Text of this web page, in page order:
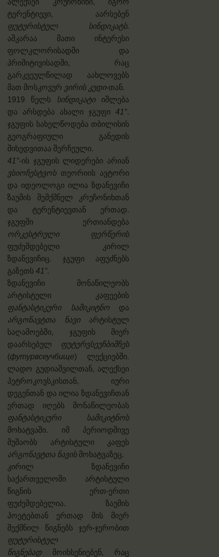
ტერენტიევი, აარსებენ
ფუტურისტულ სინდიკატს.
აშკარაა მათი ინტერესი
ფოლკლორისადმი და
პრიმიტივისადმი, რაც
გარკვეულწილად აახლოვებს
მათ მოსკოვურ ვირის კუდი-თან.
1919 წელს
სინდიკატიიშლება
და არსდება ახალი ჯგუფი41°.
ჯგუფის სახელწოდება თბილისის
გეოგრაფიული განედის
მიხედვითაა შერჩეული.
41°-ის ჯგუფის ლიდერები არიან
ვსიოჩესტვოსთეორიის ავტორი
და იდეოლოგი ილია ზდანევიჩი
ზაუმის შემქმნელ კრუჩონიხთან
და ტერენტიევთან ერთად.
ჯგუფში ერთიანდება
ორკესტრული ფერწერის
ფუძემდებელი კირილ
ზდანევიჩიც. ჯგუფი აფუძნებს
გაზეთს 41°.
ზდანევიჩი მონაწილეობს
არტისტული კაფეების
ფანტასტიკური სამიკიტნოდა
არგონავტთა ნავიარტისტულ
საღამოებში, ჯგუფის მიერ
დაარსებულ
ფუტურვსეუჩბიშჩეს
(футурвсеучбище) ლექციებში.
ლადო გუდიაშვილთან, ალექსეი
პეტროკოვსკისთან, იური
დეგენთან და ილია ზდანევიჩთან
ერთად იღებს მონაწილეობას
ფანტასტიკური სამიკიტნოს
მოხატვაში. იმ პერიოდშივე
მუშაობს არტისტული კაფეს
არგონავტთა ნავისმოხატვაზეც.
კირილ ზდანევიჩი
საქართველოში არტისტული
წიგნის ერთ-ერთი
ფუძემდებელია. ზაუმის
პოეტებთან ერთად მის მიერ
შექმნილ წიგნებს ჯერ-ჯერობით
ფუტურისტულ
წიგნებადმოიხსენიებენ, რაც